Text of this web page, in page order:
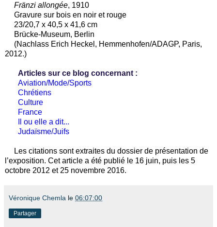
Fränzi allongée, 1910
Gravure sur bois en noir et rouge
23/20,7 x 40,5 x 41,6 cm
Brücke-Museum, Berlin
(Nachlass Erich Heckel, Hemmenhofen/ADAGP, Paris,
2012.)
Articles sur ce blog concernant :
Aviation/Mode/Sports
Chrétiens
Culture
France
Il ou elle a dit...
Judaïsme/Juifs
Les citations sont extraites du dossier de présentation de
l’exposition. Cet article a été publié le 16 juin, puis les 5
octobre 2012 et 25 novembre 2016.
Véronique Chemla le 06:07:00
Partager